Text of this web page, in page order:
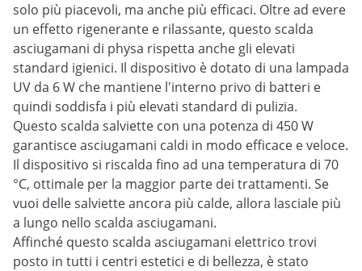
solo più piacevoli, ma anche più efficaci. Oltre ad evere
un effetto rigenerante e rilassante, questo scalda
asciugamani di physa rispetta anche gli elevati
standard igienici. Il dispositivo è dotato di una lampada
UV da 6 W che mantiene l'interno privo di batteri e
quindi soddisfa i più elevati standard di pulizia.
Questo scalda salviette con una potenza di 450 W
garantisce asciugamani caldi in modo efficace e veloce.
Il dispositivo si riscalda fino ad una temperatura di 70
°C, ottimale per la maggior parte dei trattamenti. Se
vuoi delle salviette ancora più calde, allora lasciale più
a lungo nello scalda asciugamani.
Affinché questo scalda asciugamani elettrico trovi
posto in tutti i centri estetici e di bellezza, è stato